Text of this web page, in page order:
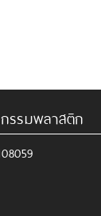
รรมพลาสติก